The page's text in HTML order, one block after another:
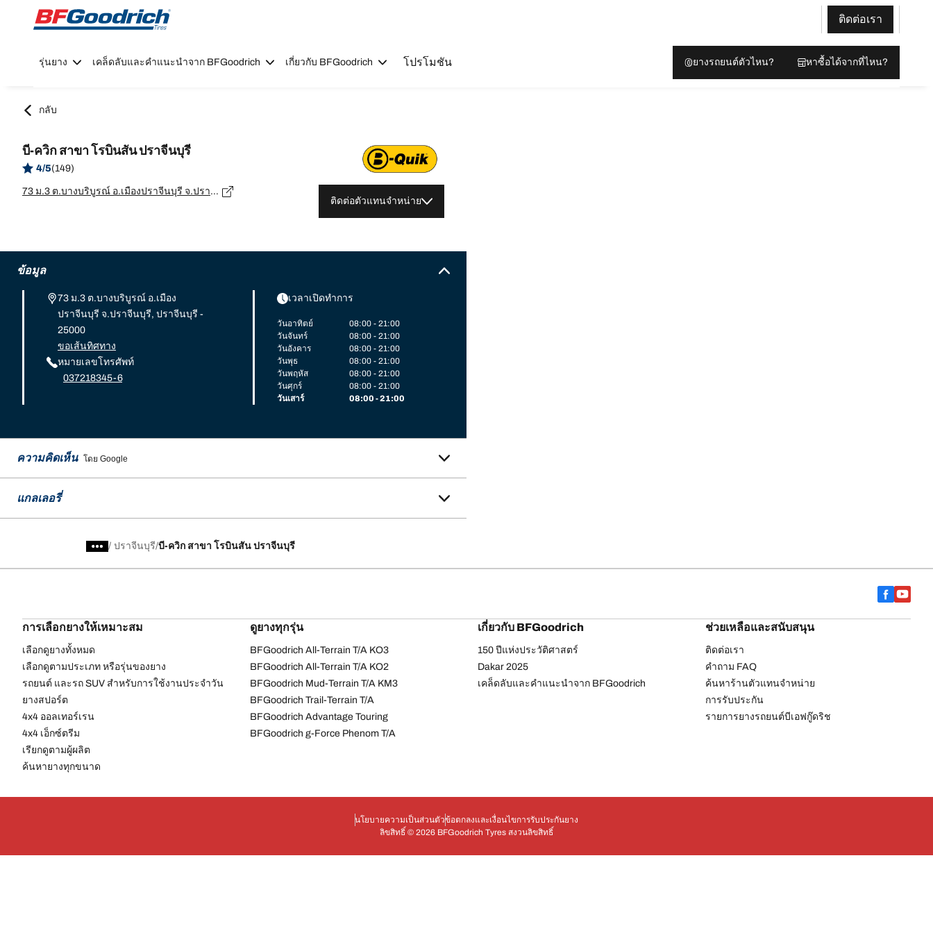
Go to page content
Go to page navigation
ติดต่อเรา
รุ่นยาง เคล็ดลับและคำแนะนำจาก BFGoodrich เกี่ยวกับ BFGoodrich โปรโมชัน ยางรถยนต์ตัวไหน? หาซื้อได้จากที่ไหน?
กลับ
บี-ควิก สาขา โรบินสัน ปราจีนบุรี
4/5(149)
73 ม.3 ต.บางบริบูรณ์ อ.เมืองปราจีนบุรี จ.ปราจีนบุรี, ปราจีนบุรี - 25000
ติดต่อตัวแทนจำหน่าย
ข้อมูล
73 ม.3 ต.บางบริบูรณ์ อ.เมือง
ปราจีนบุรี จ.ปราจีนบุรี, ปราจีนบุรี -
25000
ขอเส้นทิศทาง
หมายเลขโทรศัพท์
037218345-6
เวลาเปิดทำการ
วันอาทิตย์
08:00 - 21:00
วันจันทร์
08:00 - 21:00
วันอังคาร
08:00 - 21:00
วันพุธ
08:00 - 21:00
วันพฤหัส
08:00 - 21:00
วันศุกร์
08:00 - 21:00
วันเสาร์
08:00 - 21:00
ความคิดเห็น โดย Google
แกลเลอรี่
/ ปราจีนบุรี บี-ควิก สาขา โรบินสัน ปราจีนบุรี
การเลือกยางให้เหมาะสม
เลือกดูยางทั้งหมด
เลือกดูตามประเภท หรือรุ่นของยาง
รถยนต์ และรถ SUV สำหรับการใช้งานประจำวัน
ยางสปอร์ต
4x4 ออลเทอร์เรน​
4x4 เอ็กซ์ตรีม​
เรียกดูตามผู้ผลิต
ค้นหายางทุกขนาด
ดูยางทุกรุ่น
BFGoodrich All-Terrain T/A KO3
BFGoodrich All-Terrain T/A KO2
BFGoodrich Mud-Terrain T/A KM3
BFGoodrich Trail-Terrain T/A
BFGoodrich Advantage Touring
BFGoodrich g-Force Phenom T/A
เกี่ยวกับ BFGoodrich
150 ปีแห่งประวัติศาสตร์
Dakar 2025
เคล็ดลับและคำแนะนำจาก BFGoodrich
ช่วยเหลือและสนับสนุน
ติดต่อเรา
คำถาม FAQ
ค้นหาร้านตัวแทนจำหน่าย
การรับประกัน
รายการยางรถยนต์บีเอฟกู๊ดริช
นโยบายความเป็นส่วนตัวข้อตกลงและเงื่อนไขการรับประกันยาง
ลิขสิทธิ์ © 2026 BFGoodrich Tyres สงวนลิขสิทธิ์